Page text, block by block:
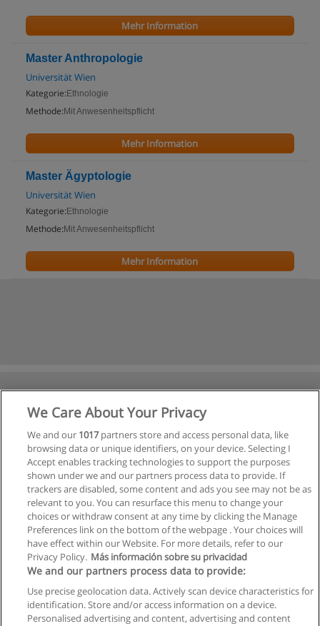
Mehr Information
Master Anthropologie
Universität Wien
Kategorie: Ethnologie
Methode: Mit Anwesenheitspflicht
Mehr Information
Master Ägyptologie
Universität Wien
Kategorie: Ethnologie
Methode: Mit Anwesenheitspflicht
Mehr Information
Allgemeinen geschäftsbedingungen
We Care About Your Privacy
We and our 1017partners store and access personal data, like
browsing data or unique identifiers, on your device. Selecting I
Accept enables tracking technologies to support the purposes
shown under we and our partners process data to provide. If
trackers are disabled, some content and ads you see may not be as
relevant to you. You can resurface this menu to change your
choices or withdraw consent at any time by clicking the Manage
Preferences link on the bottom of the webpage . Your choices will
have effect within our Website. For more details, refer to our
Privacy Policy. Más información sobre su privacidad
We and our partners process data to provide:
Use precise geolocation data. Actively scan device characteristics for
identification. Store and/or access information on a device.
Personalised advertising and content, advertising and content